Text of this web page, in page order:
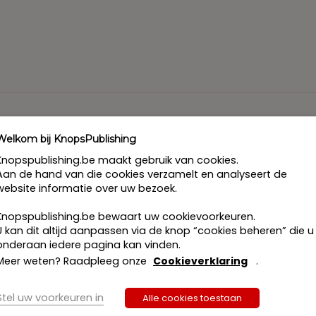
van rechtsregels die de rechtspositie van de niet-Belg
omvat het de voorschriften die het verblijfsrechtelijk
1980 en haar uitvoeringsbepalingen. Andere
nationaliteit, liggen vervat in een veelheid aan
en asiel ook de Europese Unie een steeds
Belgische bevolking in België – wordt bepaald door het
ook ten aanzien van niet-Unieburgers die naar of
asielbeleid.
het migratierecht niet worden veronachtzaamd: bi-
of de asielstatus. Deze bundel biedt de
bij KnopsPublishing
maakt gebruik van cookies.
de hand van die cookies verzamelt en analyseert de
informatie over uw bezoek.
bewaart uw cookievoorkeuren.
kan dit altijd aanpassen via de knop “cookies beheren” die u
iedere pagina kan vinden.
weten? Raadpleeg onze Cookieverklaring .
uw voorkeuren in Alle cookies toestaan